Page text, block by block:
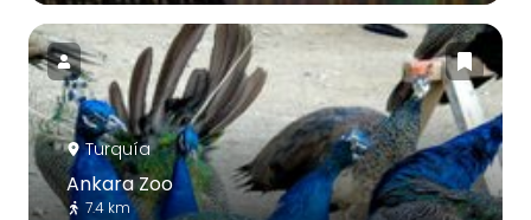
Turquía
Ankara Zoo
7.4 km